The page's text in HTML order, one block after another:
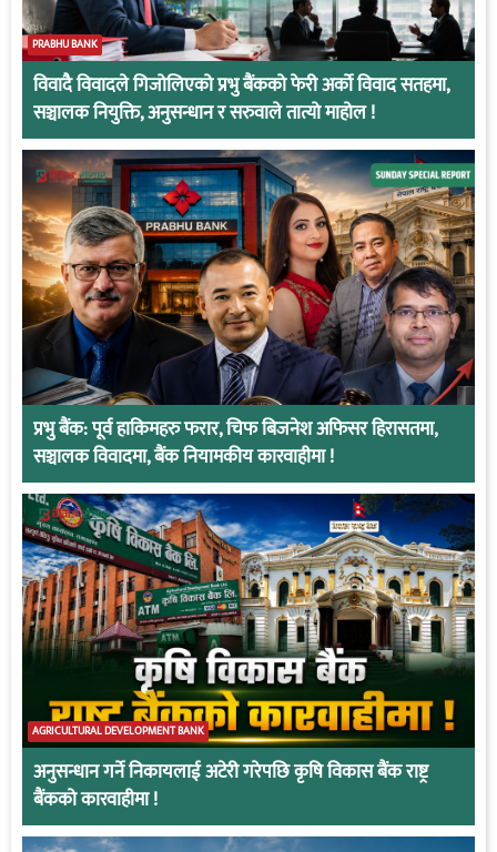
PRABHU BANK
विवादै विवादले गिजोलिएको प्रभु बैंकको फेरी अर्को विवाद सतहमा,
सञ्चालक नियुक्ति, अनुसन्धान र सरुवाले तात्यो माहोल !
प्रभु बैंक: पूर्व हाकिमहरु फरार, चिफ बिजनेश अफिसर हिरासतमा,
सञ्चालक विवादमा, बैंक नियामकीय कारवाहीमा !
AGRICULTURAL DEVELOPMENT BANK
अनुसन्धान गर्ने निकायलाई अटेरी गरेपछि कृषि विकास बैंक राष्ट्र
बैंकको कारवाहीमा !